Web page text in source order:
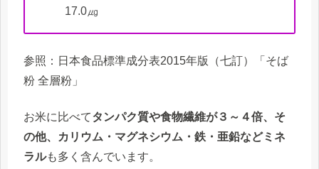
17.0㎍
参照：日本食品標準成分表2015年版（七訂）「そば
粉 全層粉」
お米に比べてタンパク質や食物繊維が３～４倍、そ
の他、カリウム・マグネシウム・鉄・亜鉛などミネ
ラルも多く含んでいます。